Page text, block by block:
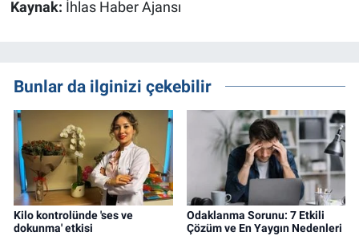
Kaynak: İhlas Haber Ajansı
Bunlar da ilginizi çekebilir
Kilo kontrolünde 'ses ve
dokunma' etkisi
Odaklanma Sorunu: 7 Etkili
Çözüm ve En Yaygın Nedenleri